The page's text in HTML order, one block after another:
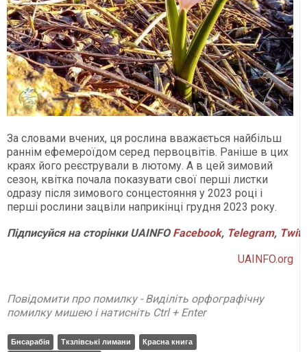
За словами вчених, ця рослина вважається найбільш
раннім ефемероїдом серед первоцвітів. Раніше в цих
краях його реєстрували в лютому. А в цей зимовий
сезон, квітка почала показувати свої перші листки
одразу після зимового сонцестояння у 2023 році і
перші рослини зацвіли наприкінці грудня 2023 року.
Підписуйся на сторінки UAINFO Facebook, Telegram,
UAINFO.org
Повідомити про помилку - Виділіть орфографічну
помилку мишею і натисніть Ctrl + Enter
Бнсарабія Ткзлівські лимани
Красна книга